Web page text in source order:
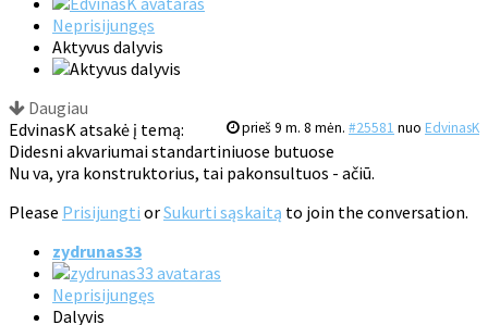
Neprisijungęs
Aktyvus dalyvis
Daugiau
prieš 9 m. 8 mėn. #25581 nuo EdvinasK
EdvinasK atsakė į temą:
Didesni akvariumai standartiniuose butuose
Nu va, yra konstruktorius, tai pakonsultuos - ačiū.
Please Prisijungti orSukurti sąskaitą to join the conversation.
zydrunas33
Neprisijungęs
Dalyvis